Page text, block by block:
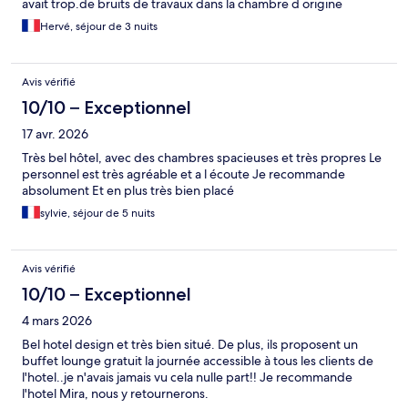
avait trop.de bruits de travaux dans la chambre d origine
Hervé, séjour de 3 nuits
Avis vérifié
10/10 – Exceptionnel
17 avr. 2026
Très bel hôtel, avec des chambres spacieuses et très propres Le
personnel est très agréable et a l écoute Je recommande
absolument Et en plus très bien placé
sylvie, séjour de 5 nuits
Avis vérifié
10/10 – Exceptionnel
4 mars 2026
Bel hotel design et très bien situé. De plus, ils proposent un
buffet lounge gratuit la journée accessible à tous les clients de
l'hotel..je n'avais jamais vu cela nulle part!! Je recommande
l'hotel Mira, nous y retournerons.